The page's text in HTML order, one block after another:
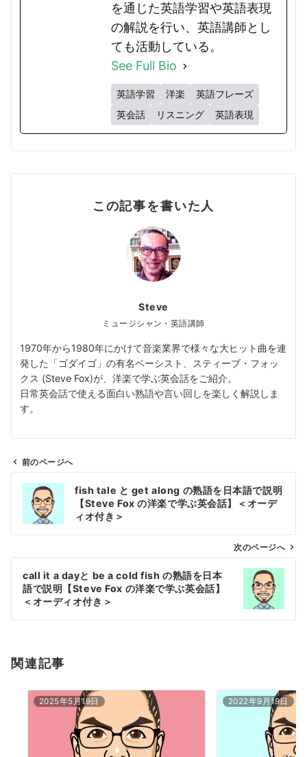
を通じた英語学習や英語表現
の解説を行い、英語講師とし
ても活動している。
See Full Bio
英語学習 洋楽
英語フレーズ
英会話
リスニング 英語表現
この記事を書いた人
Steve
ミュージシャン・英語講師
1970年から1980年にかけて音楽業界で様々な大ヒット曲を連
発した「ゴダイゴ」の有名ベーシスト、スティーブ・フォッ
クス (Steve Fox)が、洋楽で学ぶ英会話をご紹介。
日常英会話で使える面白い熟語や言い回しを楽しく解説しま
す。
ビ
ン
前のページへ
fish tale と get along の熟語を日本語で説明
【Steve Fox の洋楽で学ぶ英会話】＜オーデ
ィオ付き＞
次のページへ
call it a dayと be a cold fish の熟語を日本
語で説明【Steve Fox の洋楽で学ぶ英会話】
＜オーディオ付き＞
関連記事
2025年5月19日 2022年9月19日